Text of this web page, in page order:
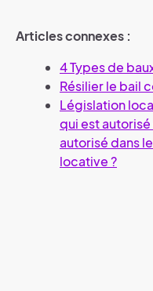
Articles connexes :
4 Types de
Résilier le bail
Législation
qui est
autorisé dans
locative ?